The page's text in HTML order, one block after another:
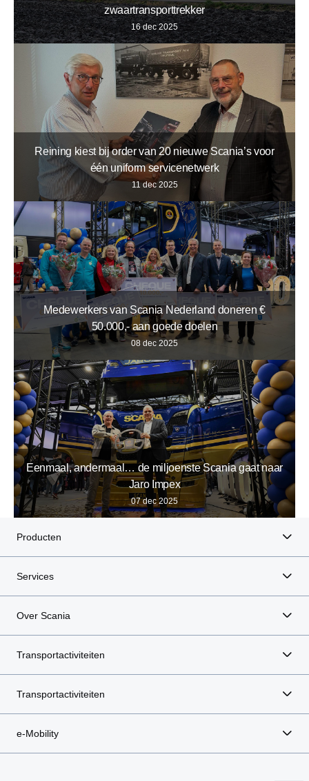
zwaartransporttrekker
16 dec 2025
Reining kiest bij order van 20 nieuwe Scania’s voor
één uniform servicenetwerk
11 dec 2025
Medewerkers van Scania Nederland doneren €
50.000,- aan goede doelen
08 dec 2025
Eenmaal, andermaal… de miljoenste Scania gaat naar
Jaro Impex
07 dec 2025
Producten
Services
Over Scania
Transportactiviteiten
Transportactiviteiten
e-Mobility